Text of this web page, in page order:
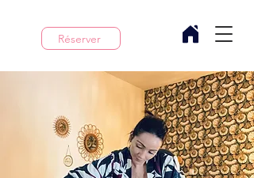
Réserver